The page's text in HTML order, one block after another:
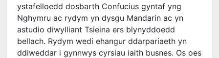
ystafelloedd dosbarth Confucius gyntaf yng
Nghymru ac rydym yn dysgu Mandarin ac yn
astudio diwylliant Tsieina ers blynyddoedd
bellach. Rydym wedi ehangur ddarpariaeth yn
ddiweddar i gynnwys cyrsiau iaith busnes. Os oes